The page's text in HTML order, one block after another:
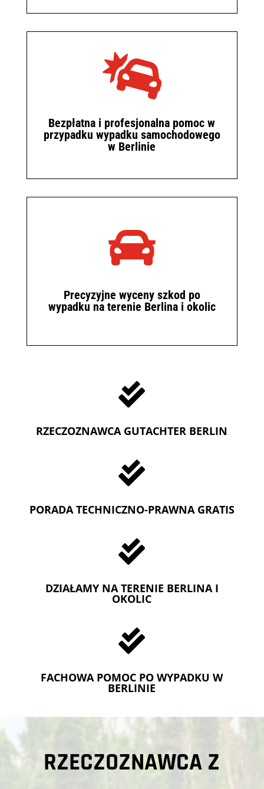

Bezpłatna i profesjonalna pomoc w
przypadku wypadku samochodowego
w Berlinie

Precyzyjne wyceny szkod po
wypadku na terenie Berlina i okolic

RZECZOZNAWCA GUTACHTER BERLIN

PORADA TECHNICZNO-PRAWNA GRATIS

DZIAŁAMY NA TERENIE BERLINA I
OKOLIC

FACHOWA POMOC PO WYPADKU W
BERLINIE
RZECZOZNAWCA Z